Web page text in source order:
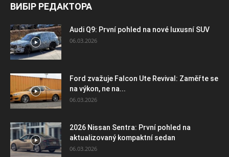
ВИБІР РЕДАКТОРА
Audi Q9: První pohled na nové luxusní SUV
06.03.2026
Ford zvažuje Falcon Ute Revival: Zaměřte se
na výkon, ne na...
06.03.2026
2026 Nissan Sentra: První pohled na
aktualizovaný kompaktní sedan
06.03.2026